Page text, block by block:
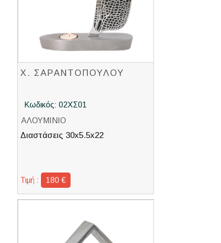
Χ. ΣΑΡΑΝΤΟΠΟΥΛΟΥ
Κωδικός: 02ΧΣ01
ΑΛΟΥΜΙΝΙΟ
Διαστάσεις 30x5.5x22
Τιμή : 180 €